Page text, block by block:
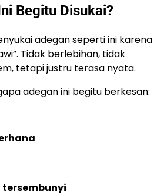
Begitu Disukai?
adegan seperti ini karena
Tidak berlebihan, tidak
tetapi justru terasa nyata.
adegan ini begitu berkesan: